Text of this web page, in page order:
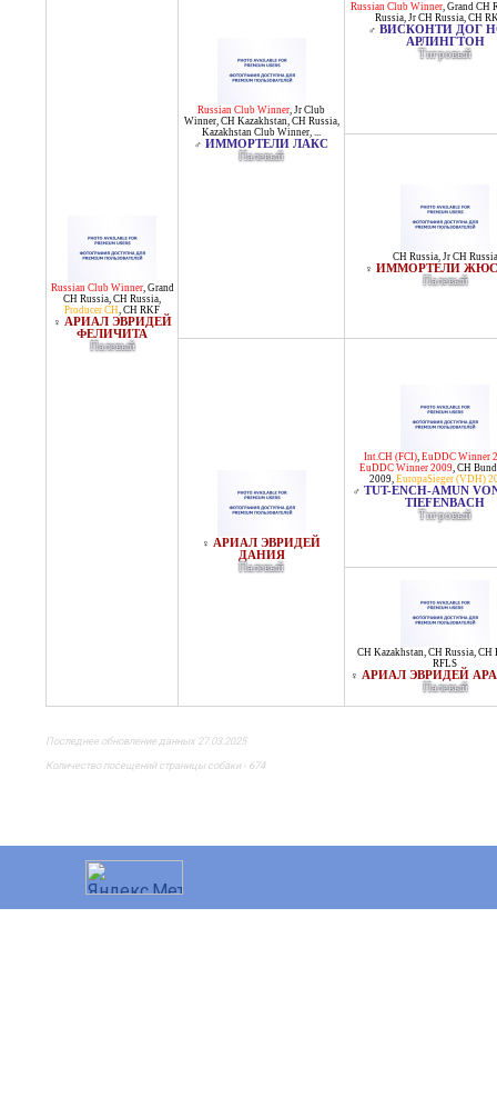
Russian Club Winner, Grand
CH Russia, CH Russia,
Producer CH, CH RKF
♀ АРИАЛ ЭВРИДЕЙ
ФЕЛИЧИТА
Палевый
Russian Club Winner, Jr Club
Winner, CH Kazakhstan, CH Russia,
Kazakhstan Club Winner, ...
♂ ИММОРТЕЛИ ЛАКС
Палевый
Russian Club Winner, Grand CH
Russia, Jr CH Russia, CH
♂ ВИСКОНТИ ДОГ
АРЛИНГТОН
Тигровый
CH Russia, Jr CH Russia
♀ ИММОРТЕЛИ
Палевый
♀ АРИАЛ ЭВРИДЕЙ
ДАНИЯ
Палевый
Int.CH (FCI), EuDDC Winner
EuDDC Winner 2009, CH
2009, EuropaSieger (VDH)
♂ TUT-ENCH-AMUN
TIEFENBACH
Тигровый
CH Kazakhstan, CH Russia, CH
RFLS
♀ АРИАЛ ЭВРИДЕЙ
Палевый
Последнее обновление данных 27.03.2025
Количество посещений страницы собаки - 674